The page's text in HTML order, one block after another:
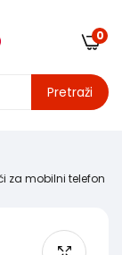
Pretraži
0
za mobilni telefon